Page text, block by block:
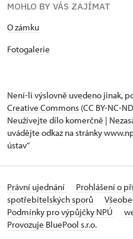
MOHLO BY VÁS ZAJÍMAT
O zámku
Fotogalerie
Není-li výslovně uvedeno jinak,
Creative Commons (CC BY-NC-
Neužívejte dílo komerčně |
uvádějte odkaz na stránky
ústav“
Právní ujednání Prohlášení o
spotřebitelských sporů
Podmínky pro výpůjčky NPÚ
Provozuje BluePool s.r.o.